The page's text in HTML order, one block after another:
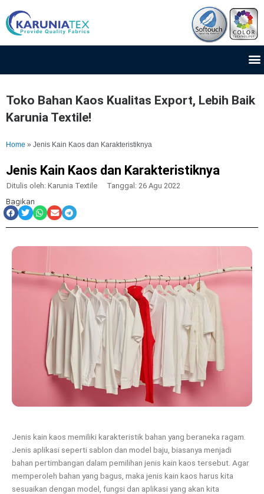
ke
konten
Toko Bahan Kaos Kualitas Export, Lebih Baik
Karunia Textile!
Home » Jenis Kain Kaos dan Karakteristiknya
Jenis Kain Kaos dan Karakteristiknya
Ditulis oleh: Karunia Textile Tanggal: 26 Agu 2022
Bagikan
Jenis kain kaos memiliki karakteristik bahan yang beraneka ragam.
Jenis aplikasi seperti sablon dan model baju, biasanya menjadi
bahan pertimbangan dalam pemilihan jenis kain kaos tersebut. Agar
memperoleh bahan yang bagus, maka jenis kain kaos harus kita
sesuaikan dengan model, fungsi dan aplikasi yang akan kita